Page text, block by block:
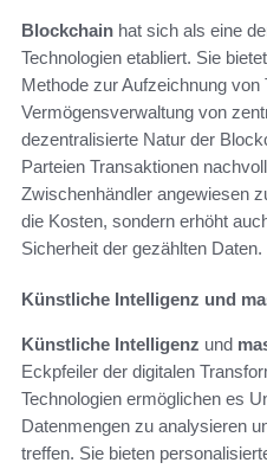
Blockchain hat sich als eine
Technologien etabliert. Sie
Methode zur Aufzeichnung
Vermögensverwaltung von
dezentralisierte Natur der
Parteien Transaktionen
Zwischenhändler angewiesen
die Kosten, sondern erhöht
Sicherheit der gezählten Daten.
Künstliche Intelligenz und
Künstliche Intelligenz und
Eckpfeiler der digitalen
Technologien ermöglichen es
Datenmengen zu analysieren
treffen. Sie bieten